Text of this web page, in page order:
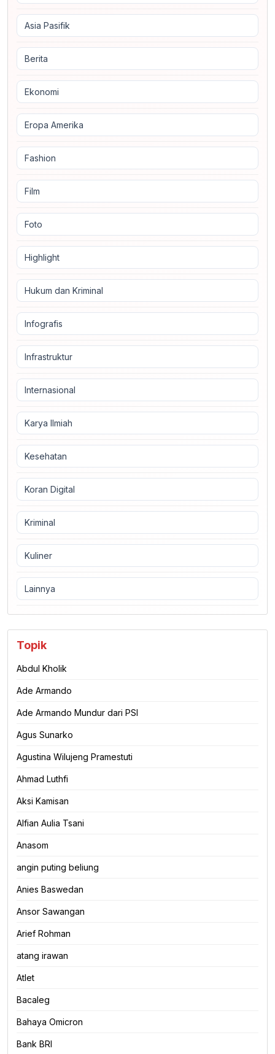
Asia Pasifik
Berita
Ekonomi
Eropa Amerika
Fashion
Film
Foto
Highlight
Hukum dan Kriminal
Infografis
Infrastruktur
Internasional
Karya Ilmiah
Kesehatan
Koran Digital
Kriminal
Kuliner
Lainnya
Topik
Abdul Kholik
Ade Armando
Ade Armando Mundur dari PSI
Agus Sunarko
Agustina Wilujeng Pramestuti
Ahmad Luthfi
Aksi Kamisan
Alfian Aulia Tsani
Anasom
angin puting beliung
Anies Baswedan
Ansor Sawangan
Arief Rohman
atang irawan
Atlet
Bacaleg
Bahaya Omicron
Bank BRI